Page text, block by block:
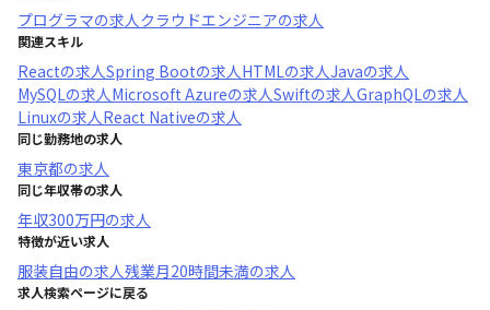
プログラマの求人クラウドエンジニアの求人
関連スキル
Reactの求人Spring Bootの求人HTMLの求人Javaの求人
MySQLの求人Microsoft Azureの求人Swiftの求人GraphQLの求人
Linuxの求人React Nativeの求人
同じ勤務地の求人
東京都の求人
同じ年収帯の求人
年収300万円の求人
特徴が近い求人
服装自由の求人残業月20時間未満の求人
求人検索ページに戻る